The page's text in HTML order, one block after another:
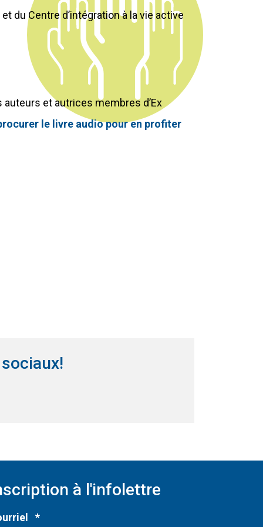
du Centre d’intégration à la vie active
et autrices membres d’Ex
le livre audio pour en profiter
nouvelle fenêtre)
nouvelle fenêtre)
à l'infolettre
*Obligatoire